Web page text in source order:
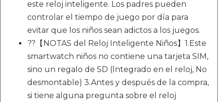
este reloj inteligente. Los padres pueden
controlar el tiempo de juego por día para
evitar que los niños sean adictos a los juegos.
??【NOTAS del Reloj Inteligente Niños】1.Este
smartwatch niños no contiene una tarjeta SIM,
sino un regalo de SD (lntegrado en el reloj, No
desmontable) 3.Antes y después de la compra,
si tiene alguna pregunta sobre el reloj